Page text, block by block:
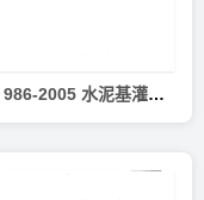
JCT 986-2005 水泥基灌浆材料